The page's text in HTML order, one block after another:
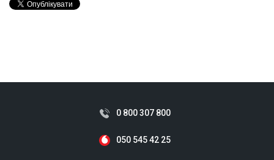
0 800 307 800
050 545 42 25